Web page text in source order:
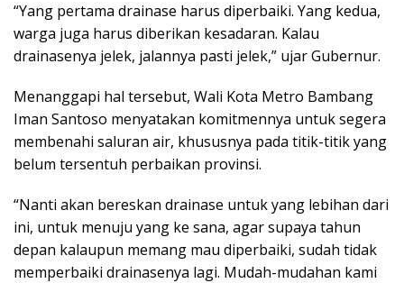
“Yang pertama drainase harus diperbaiki. Yang kedua,
warga juga harus diberikan kesadaran. Kalau
drainasenya jelek, jalannya pasti jelek,” ujar Gubernur.
Menanggapi hal tersebut, Wali Kota Metro Bambang
Iman Santoso menyatakan komitmennya untuk segera
membenahi saluran air, khususnya pada titik-titik yang
belum tersentuh perbaikan provinsi.
“Nanti akan bereskan drainase untuk yang lebihan dari
ini, untuk menuju yang ke sana, agar supaya tahun
depan kalaupun memang mau diperbaiki, sudah tidak
memperbaiki drainasenya lagi. Mudah-mudahan kami